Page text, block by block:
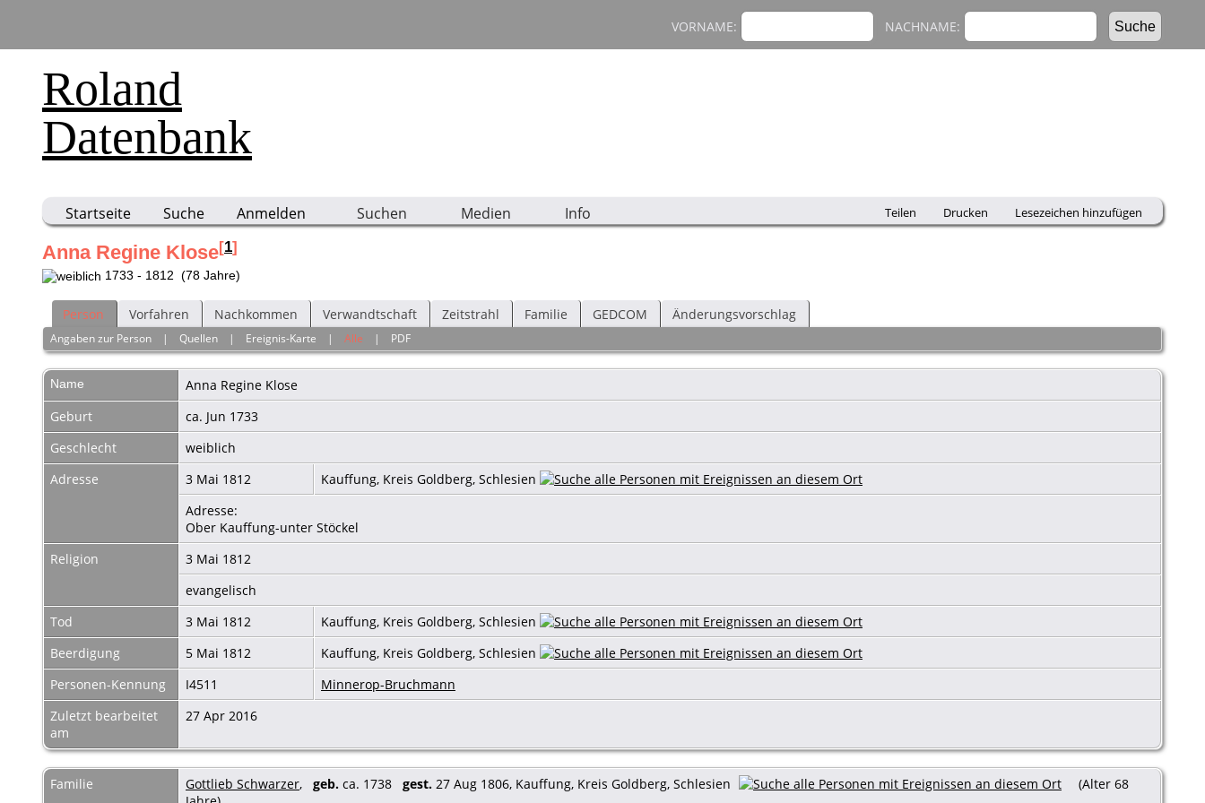
Roland
Datenbank
VORNAME: NACHNAME:
Startseite Suche Anmelden Suchen Medien Info Teilen Drucken Lesezeichen hinzufügen
Anna Regine Klose[1]
1733 - 1812 (78 Jahre)
Person Vorfahren Nachkommen Verwandtschaft Zeitstrahl Familie GEDCOM Änderungsvorschlag
Angaben zur Person |Quellen | Ereignis-Karte |Alle | PDF
Name Anna Regine Klose
Geburt
ca. Jun 1733
Geschlecht
weiblich
Adresse
3 Mai 1812
Kauffung, Kreis Goldberg, Schlesien
Adresse:
Ober Kauffung-unter Stöckel
Religion
3 Mai 1812
evangelisch
Tod
3 Mai 1812
Kauffung, Kreis Goldberg, Schlesien
Beerdigung
5 Mai 1812
Kauffung, Kreis Goldberg, Schlesien
Personen-Kennung
I4511
Minnerop-Bruchmann
Zuletzt bearbeitet
am
27 Apr 2016
Familie Gottlieb Schwarzer, geb. ca. 1738 gest. 27 Aug 1806, Kauffung, Kreis Goldberg, Schlesien
(Alter 68